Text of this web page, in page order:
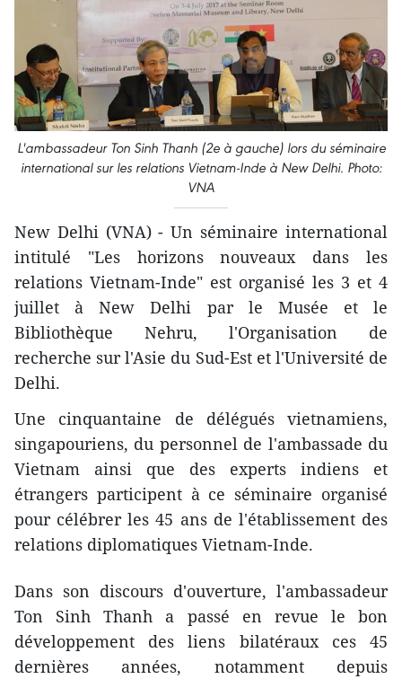
L'ambassadeur Ton Sinh Thanh (2e à gauche) lors du séminaire
international sur les relations Vietnam-Inde à New Delhi. Photo:
VNA
New Delhi (VNA) - Un séminaire international
intitulé "Les horizons nouveaux dans les
relations Vietnam-Inde" est organisé les 3 et 4
juillet à New Delhi par le Musée et le
Bibliothèque Nehru, l'Organisation de
recherche ​sur l'Asie du Sud-Est et l'Université de
Delhi.
Une cinquantaine de délégués vietnamiens,
singapouriens, du personnel de l'ambassade du
Vietnam ainsi que des experts indiens et
étrangers participent à ce séminaire organisé
pour célébrer les 45 ans de l'établissement des
relations diplomatiques Vietnam-Inde.
Dans son discours d'ouverture, l'ambassadeur
Ton Sinh Thanh a passé en revue le bon
développement des liens bilatéraux ces 45
dernières années, notamment depuis